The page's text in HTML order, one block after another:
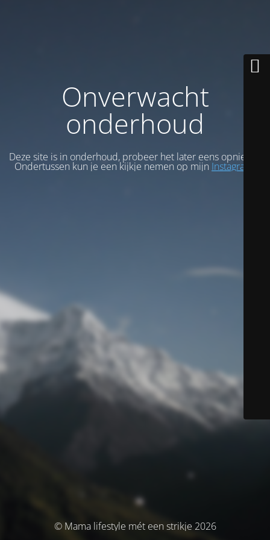
Onverwacht
onderhoud
Deze site is in onderhoud, probeer het later eens opnieuw.
Ondertussen kun je een kijkje nemen op mijn Instagram
© Mama lifestyle mét een strikje 2026